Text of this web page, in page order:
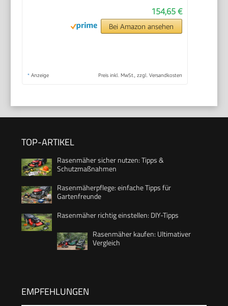
154,65 €
Bei Amazon ansehen
* Anzeige Preis inkl. MwSt., zzgl. Versandkosten
TOP-ARTIKEL
Rasenmäher sicher nutzen: Tipps &
Schutzmaßnahmen
Rasenmäherpflege: einfache Tipps für
Gartenfreunde
Rasenmäher richtig einstellen: DIY-Tipps
Rasenmäher kaufen: Ultimativer
Vergleich
EMPFEHLUNGEN